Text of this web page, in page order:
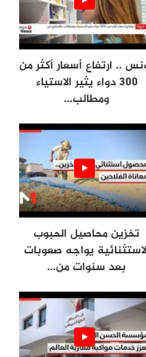
.. ارتفاع أسعار أكثر من
300 دواء يثير الاستياء
ومطالب…
تخزين محاصيل الحبوب
يواجه صعوبات
بعد سنوات من…